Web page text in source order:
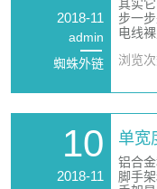
2018-11
admin
蜘蛛外链
其实
步一
电线
浏览
10
2018-11
单宽
铝合
脚手